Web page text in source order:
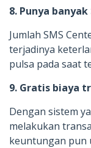
8. Punya
Jumlah SMS
terjadinya
pulsa pada saat
9. Gratis biaya
Dengan sistem
melakukan
keuntungan pun